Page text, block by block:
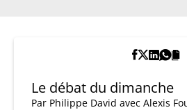
Le débat du dimanche
Par Philippe David avec Alexis